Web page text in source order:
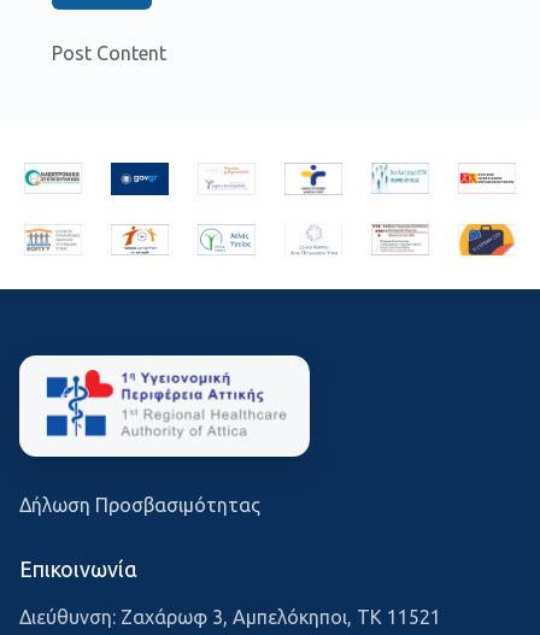
Post Content
Δήλωση Προσβασιμότητας
Επικοινωνία
Διεύθυνση: Ζαχάρωφ 3, Αμπελόκηποι, ΤΚ 11521